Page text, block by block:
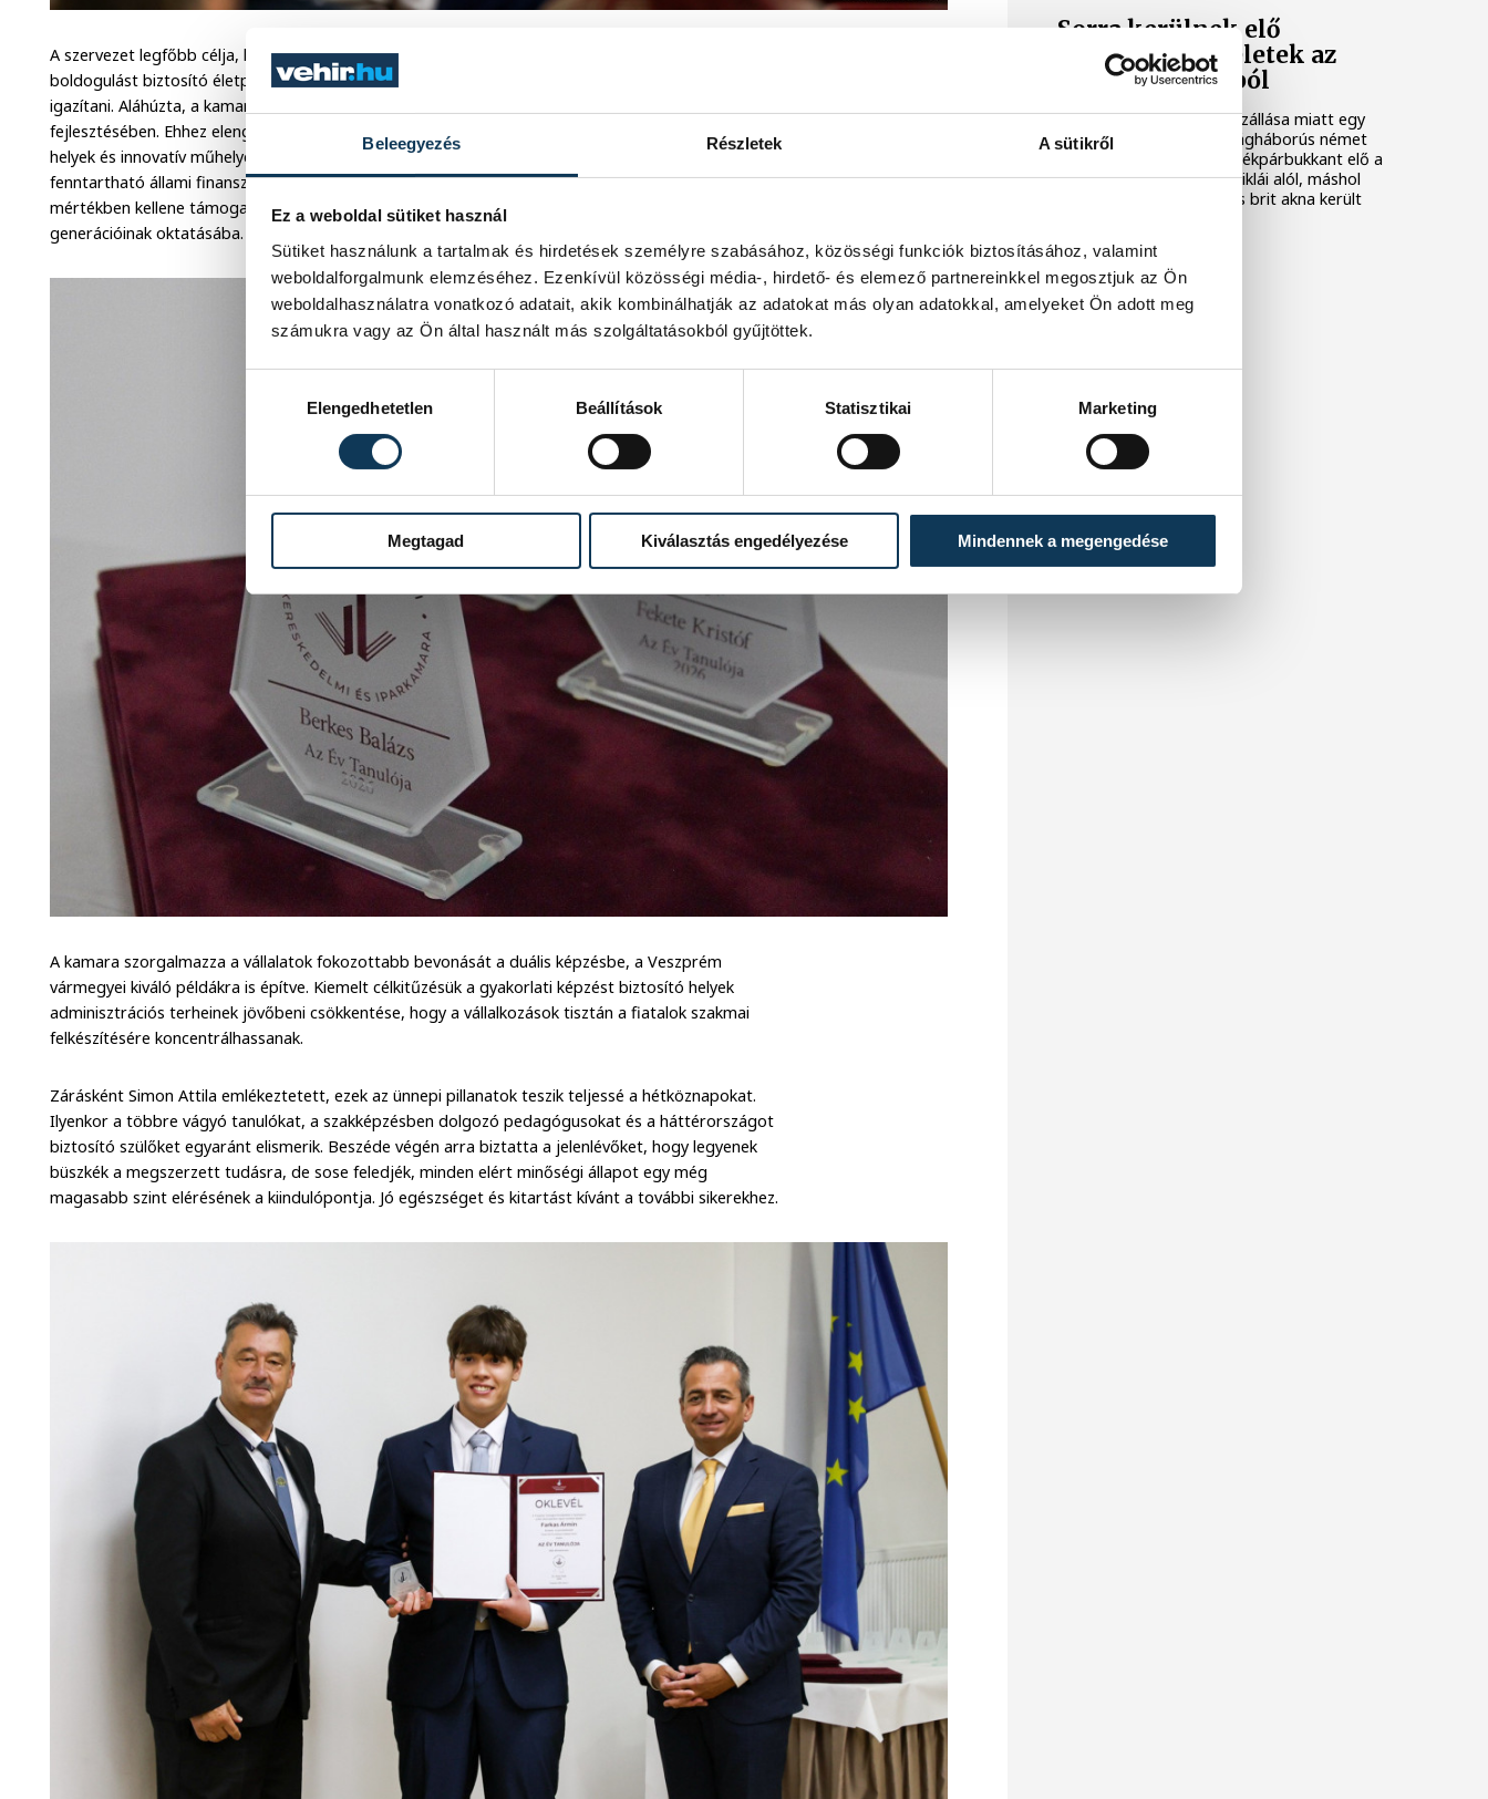
Beleegyezés Részletek A sütikről
Ez a weboldal sütiket használ
Sütiket használunk a tartalmak és hirdetések személyre szabásához, közösségi funkciók biztosításához, valamint
weboldalforgalmunk elemzéséhez. Ezenkívül közösségi média-, hirdető- és elemező partnereinkkel megosztjuk az Ön
weboldalhasználatra vonatkozó adatait, akik kombinálhatják az adatokat más olyan adatokkal, amelyeket Ön adott meg
számukra vagy az Ön által használt más szolgáltatásokból gyűjtöttek.
Elengedhetetlen
Beállítások Statisztikai Marketing
Megtagad Kiválasztás engedélyezése Mindennek a megengedése
A szervezet legfőbb célja, hogy a gyermekek érdeklődésének megfelelő, élményalapú és személyes
boldogulást biztosító életpályát kínáljanak, amihez az iskolai és gyakorlati képzést is hozzá kell
igazítani. Aláhúzta, a kamara a jövőben is partner marad az országos oktatási rendszer
fejlesztésében. Ehhez elengedhetetlen a szakmai nívó folyamatos emelése, a korszerű gyakorlati
helyek és innovatív műhelyek bővítése, az állami források hatékony bevonásával. Az elnök a
fenntartható állami finanszírozás kapcsán aláhúzta, a fenntartói státusztól függetlenül egyenlő
mértékben kellene támogatni mindazokat, akik tehetséget és forrást fektetnek a jövő
generációinak oktatásába.
A kamara szorgalmazza a vállalatok fokozottabb bevonását a duális képzésbe, a Veszprém
vármegyei kiváló példákra is építve. Kiemelt célkitűzésük a gyakorlati képzést biztosító helyek
adminisztrációs terheinek jövőbeni csökkentése, hogy a vállalkozások tisztán a fiatalok szakmai
felkészítésére koncentrálhassanak.
Zárásként Simon Attila emlékeztetett, ezek az ünnepi pillanatok teszik teljessé a hétköznapokat.
Ilyenkor a többre vágyó tanulókat, a szakképzésben dolgozó pedagógusokat és a háttérországot
biztosító szülőket egyaránt elismerik. Beszéde végén arra biztatta a jelenlévőket, hogy legyenek
büszkék a megszerzett tudásra, de sose feledjék, minden elért minőségi állapot egy még
magasabb szint elérésének a kiindulópontja. Jó egészséget és kitartást kívánt a további sikerekhez.
Sorra kerülnek elő
világháborús leletek az
alacsony Dunából
A folyó rekordalacsony vízállása miatt egy
csaknem komplett, II. világháborús német
DKW NZ 350-1 motorkerékpárbukkant elő a
Batthyány téri rakpart sziklái alól, máshol
pedig egy közel féltonnás brit akna került